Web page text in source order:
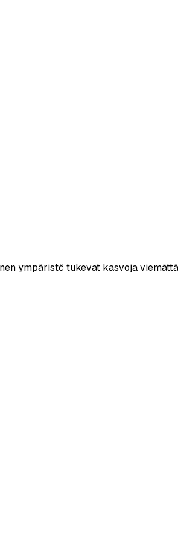
ympäristö tukevat kasvoja